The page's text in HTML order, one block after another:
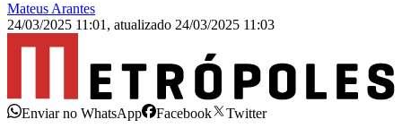
Mateus Arantes
24/03/2025 11:01 , atualizado 24/03/2025 11:03
Enviar no WhatsApp Facebook
Twitter